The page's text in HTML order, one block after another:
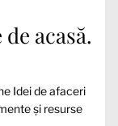
acasă.
Idei de afaceri
și resurse